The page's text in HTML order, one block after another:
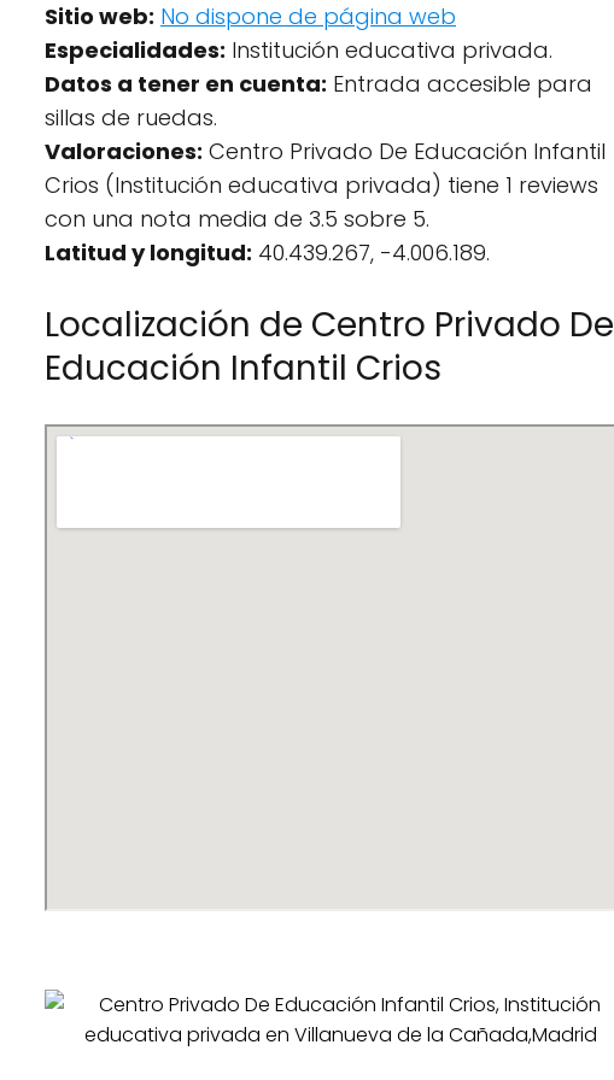
Sitio web: No dispone de página web
Especialidades: Institución educativa privada.
Datos a tener en cuenta: Entrada accesible para
sillas de ruedas.
Valoraciones: Centro Privado De Educación Infantil
Crios (Institución educativa privada) tiene 1 reviews
con una nota media de 3.5 sobre 5.
Latitud y longitud: 40.439.267, -4.006.189.
Localización de Centro Privado De
Educación Infantil Crios